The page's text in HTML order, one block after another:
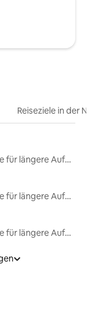
Reiseziele in der
Unterkünfte für längere Aufenthalte
Unterkünfte für längere Aufenthalte
Unterkünfte für längere Aufenthalte